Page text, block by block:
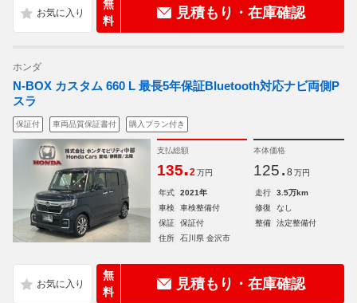
無
料
見積もり・在庫確認
ホンダ
N-BOX カスタム 660 L 最長5年保証Bluetooth対応ナビ両側P
スラ
保証付 車両品質保証書付 購入プラン付き
支払総額
135.2 万円
本体価格
125. 8 万円
年式 2021年 走行
3.5万km
車検
車検整備付 修復
なし
保証
保証付 整備
法定整備付
住所
石川県 金沢市
無
料
見積もり・在庫確認